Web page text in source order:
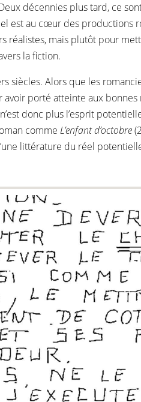
décennies plus tard, ce
est au cœur des productions
réalistes, mais plutôt pour
la fiction.
siècles. Alors que les
porté atteinte aux
donc plus l’esprit
comme L’enfant d’octobre
littérature du réel